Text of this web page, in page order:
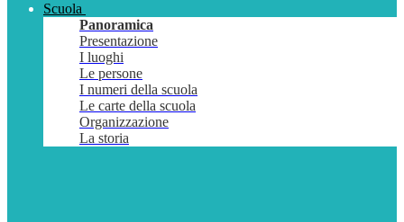
Scuola
Panoramica
Presentazione
I luoghi
Le persone
I numeri della scuola
Le carte della scuola
Organizzazione
La storia